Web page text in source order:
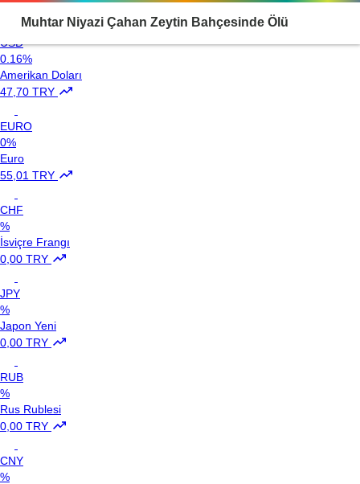
USD
0.16%
Amerikan Doları
47,70 TRY
EURO
0%
Euro
55,01 TRY
CHF
%
İsviçre Frangı
0,00 TRY
JPY
%
Japon Yeni
0,00 TRY
RUB
%
Rus Rublesi
0,00 TRY
CNY
%
Muhtar Niyazi Çahan Zeytin Bahçesinde Ölü
Bulundu